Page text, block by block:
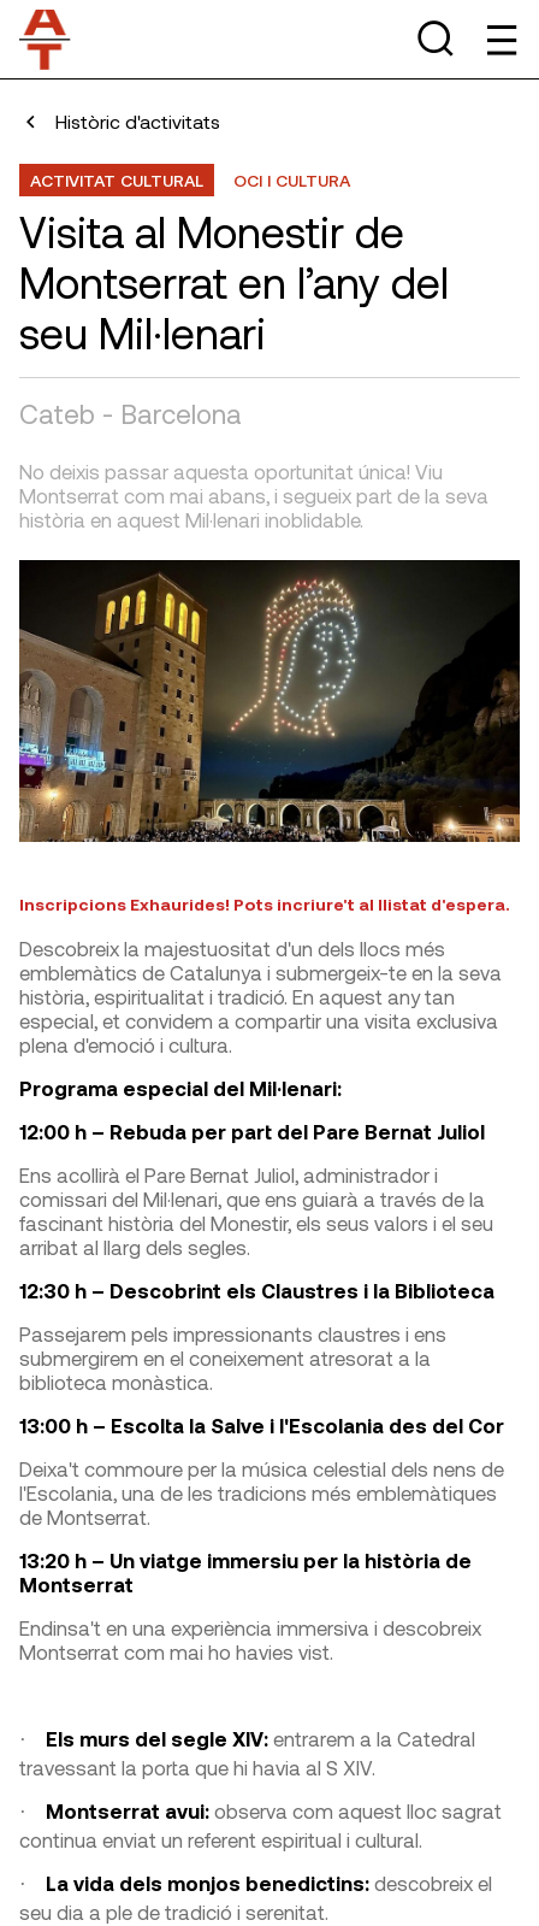
Històric d'activitats
ACTIVITAT CULTURAL OCI I CULTURA
Visita al Monestir de
Montserrat en l’any del
seu Mil·lenari
Cateb - Barcelona
No deixis passar aquesta oportunitat única! Viu
Montserrat com mai abans, i segueix part de la seva
història en aquest Mil·lenari inoblidable.
Inscripcions Exhaurides! Pots incriure't al llistat d'espera.
Descobreix la majestuositat d'un dels llocs més
emblemàtics de Catalunya i submergeix-te en la seva
història, espiritualitat i tradició. En aquest any tan
especial, et convidem a compartir una visita exclusiva
plena d'emoció i cultura.
Programa especial del Mil·lenari:
12:00 h – Rebuda per part del Pare Bernat Juliol
Ens acollirà el Pare Bernat Juliol, administrador i
comissari del Mil·lenari, que ens guiarà a través de la
fascinant història del Monestir, els seus valors i el seu
arribat al llarg dels segles.
12:30 h – Descobrint els Claustres i la Biblioteca
Passejarem pels impressionants claustres i ens
submergirem en el coneixement atresorat a la
biblioteca monàstica.
13:00 h – Escolta la Salve i l'Escolania des del Cor
Deixa't commoure per la música celestial dels nens de
l'Escolania, una de les tradicions més emblemàtiques
de Montserrat.
13:20 h – Un viatge immersiu per la història de
Montserrat
Endinsa't en una experiència immersiva i descobreix
Montserrat com mai ho havies vist.
· Els murs del segle XIV: entrarem a la Catedral
travessant la porta que hi havia al S XIV.
· Montserrat avui: observa com aquest lloc sagrat
continua enviat un referent espiritual i cultural.
· La vida dels monjos benedictins: descobreix el
seu dia a ple de tradició i serenitat.